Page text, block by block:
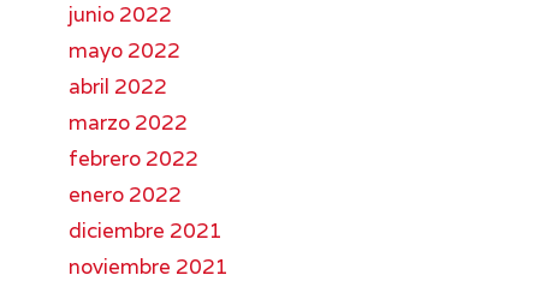
junio 2022
mayo 2022
abril 2022
marzo 2022
febrero 2022
enero 2022
diciembre 2021
noviembre 2021